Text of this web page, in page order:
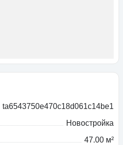
ta6543750e470c18d061c14be1
Новостройка
47.00 м²